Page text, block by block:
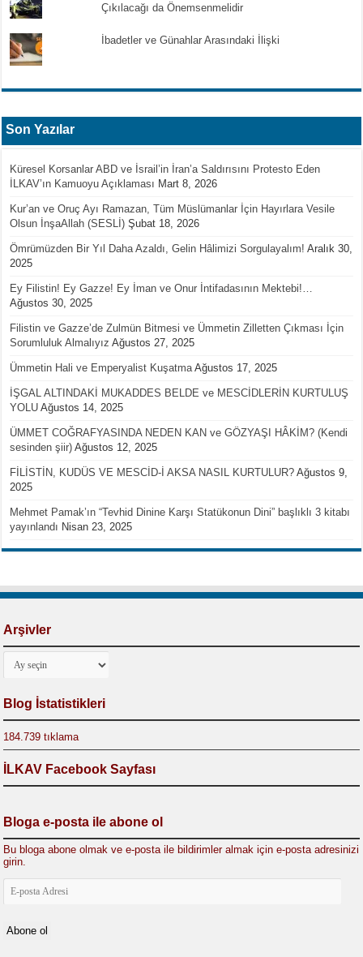
Çıkılacağı da Önemsenmelidir
İbadetler ve Günahlar Arasındaki İlişki
Son Yazılar
Küresel Korsanlar ABD ve İsrail’in İran’a Saldırısını Protesto Eden
İLKAV’ın Kamuoyu Açıklaması Mart 8, 2026
Kur’an ve Oruç Ayı Ramazan, Tüm Müslümanlar İçin Hayırlara Vesile
Olsun İnşaAllah (SESLİ) Şubat 18, 2026
Ömrümüzden Bir Yıl Daha Azaldı, Gelin Hâlimizi Sorgulayalım! Aralık 30,
2025
Ey Filistin! Ey Gazze! Ey İman ve Onur İntifadasının Mektebi!…
Ağustos 30, 2025
Filistin ve Gazze’de Zulmün Bitmesi ve Ümmetin Zilletten Çıkması İçin
Sorumluluk Almalıyız Ağustos 27, 2025
Ümmetin Hali ve Emperyalist Kuşatma Ağustos 17, 2025
İŞGAL ALTINDAKİ MUKADDES BELDE ve MESCİDLERİN KURTULUŞ
YOLU Ağustos 14, 2025
ÜMMET COĞRAFYASINDA NEDEN KAN ve GÖZYAŞI HÂKİM? (Kendi
sesinden şiir) Ağustos 12, 2025
FİLİSTİN, KUDÜS VE MESCİD-İ AKSA NASIL KURTULUR? Ağustos 9,
2025
Mehmet Pamak’ın “Tevhid Dinine Karşı Statükonun Dini” başlıklı 3 kitabı
yayınlandı Nisan 23, 2025
Arşivler
Arşivler
Blog İstatistikleri
184.739 tıklama
İLKAV Facebook Sayfası
Bloga e-posta ile abone ol
Bu bloga abone olmak ve e-posta ile bildirimler almak için e-posta adresinizi
girin.
E-
posta
Abone ol